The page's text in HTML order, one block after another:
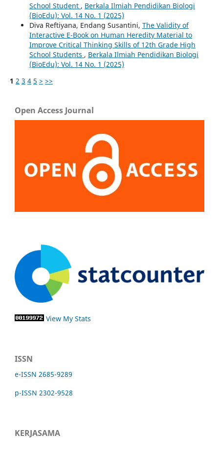
School Student , Berkala Ilmiah Pendidikan Biologi
(BioEdu): Vol. 14 No. 1 (2025)
Diva Reftiyana, Endang Susantini, The Validity of
Interactive E-Book on Human Heredity Material to
Improve Critical Thinking Skills of 12th Grade High
School Students , Berkala Ilmiah Pendidikan Biologi
(BioEdu): Vol. 14 No. 1 (2025)
1 2 3 4 5 > >>
Open Access Journal
View My Stats
ISSN
e-ISSN 2685-9289
p-ISSN 2302-9528
KERJASAMA